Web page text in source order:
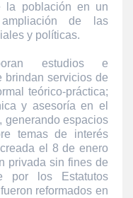
la población en un
de las
y políticas.
estudios e
brindan servicios de
teórico-práctica;
y asesoría en el
generando espacios
temas de interés
el 8 de enero
privada sin fines de
por los Estatutos
reformados en